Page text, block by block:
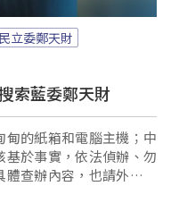
立委鄭天財
索藍委鄭天財
甸的紙箱和電腦主機；中
基於事實，依法偵辦、勿
查辦內容，也請外界避